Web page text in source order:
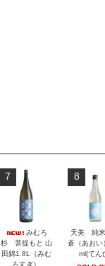
7
みむろ
杉 菩提もと 山
田錦1.8L（みむ
ろすぎ）
8
天美 純
蒼（あおい
ml(てん